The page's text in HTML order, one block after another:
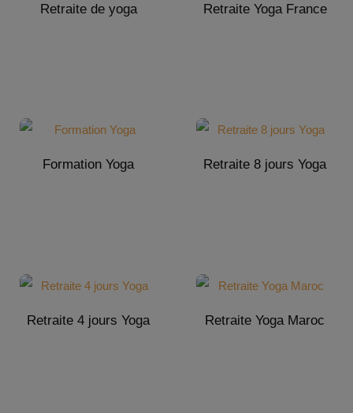
Retraite de yoga Retraite Yoga France
Formation Yoga Retraite 8 jours Yoga
Retraite 4 jours Yoga Retraite Yoga Maroc